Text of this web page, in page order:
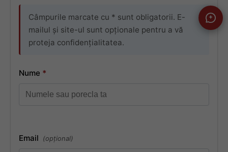
Câmpurile marcate cu * sunt obligatorii. E-
mailul și site-ul sunt opționale pentru a vă
proteja confidențialitatea.
Nume *
Email (opțional)